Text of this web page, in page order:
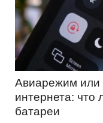
Авиарежим или
интернета: что
батареи